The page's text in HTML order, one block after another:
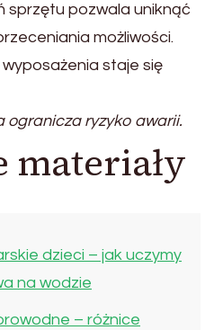
sprzętu pozwala uniknąć
możliwości.
staje się
ogranicza ryzyko awarii.
materiały
dzieci – jak uczymy
na wodzie
– różnice